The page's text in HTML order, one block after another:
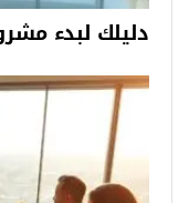
دليلك لبدء